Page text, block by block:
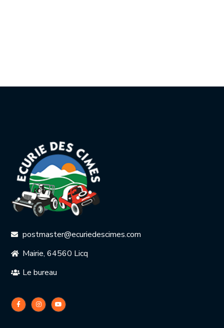
postmaster@ecuriedescimes.com
Mairie, 64560 Licq
Le bureau